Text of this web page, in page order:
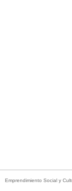
Emprendimiento Social y